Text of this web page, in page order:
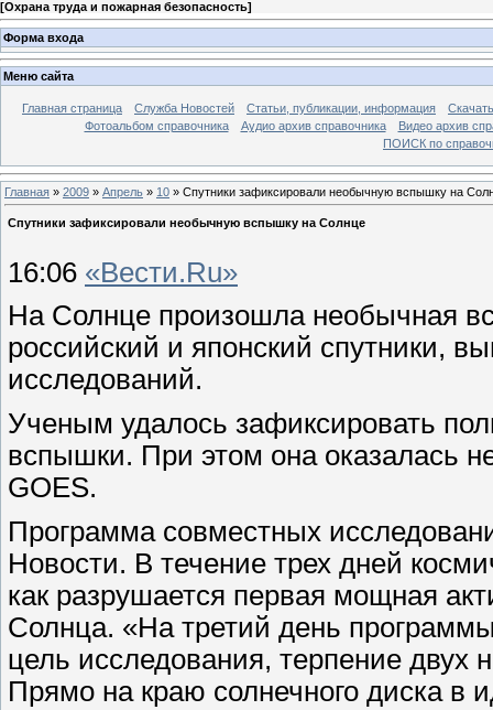
[Охрана труда и пожарная безопасность]
Форма входа
Меню сайта
Главная страница Служба Новостей Статьи, публикации, информация
Фотоальбом справочника
Аудио архив справочника
Видео архив
ПОИСК по
Главная » 2009 » Апрель » 10 » Спутники зафиксировали необычную вспышку на
Спутники зафиксировали необычную вспышку на Солнце
16:06 «Вести.Ru»
На Солнце произошла необычная
российский и японский спутники,
исследований.
Ученым удалось зафиксировать
вспышки. При этом она оказалась
GOES.
Программа совместных
Новости. В течение трех дней
как разрушается первая мощная
Солнца. «На третий день
цель исследования, терпение двух
Прямо на краю солнечного диска в